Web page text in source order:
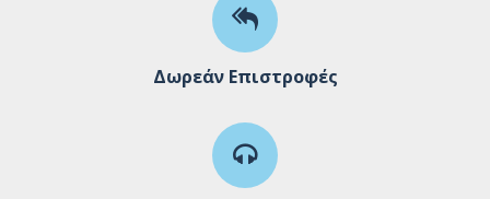
Δωρεάν Επιστροφές